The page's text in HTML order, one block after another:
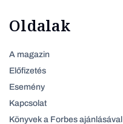
Oldalak
A magazin
Előfizetés
Esemény
Kapcsolat
Könyvek a Forbes ajánlásával